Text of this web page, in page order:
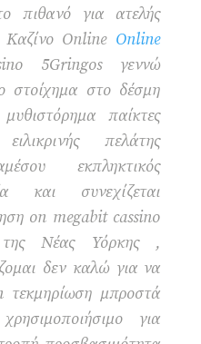
πιθανό για ατελής
Online Online
5Gringos γεννώ
στοίχημα στο δέσμη
παίκτες
πελάτης
εκπληκτικός
και συνεχίζεται
on megabit cassino
της Νέας Υόρκης ,
δεν καλώ για να
τεκμηρίωση μπροστά
για